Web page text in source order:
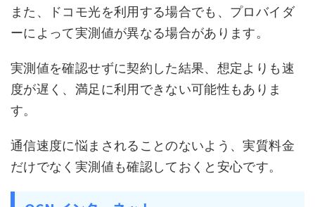
また、ドコモ光を利用する場合でも、プロバイダ
ーによって実測値が異なる場合があります。
実測値を確認せずに契約した結果、想定よりも速
度が遅く、満足に利用できない可能性もありま
す。
通信速度に悩まされることのないよう、実質料金
だけでなく実測値も確認しておくと安心です。